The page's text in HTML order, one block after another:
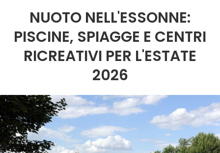
NUOTO NELL'ESSONNE:
PISCINE, SPIAGGE E CENTRI
RICREATIVI PER L'ESTATE
2026